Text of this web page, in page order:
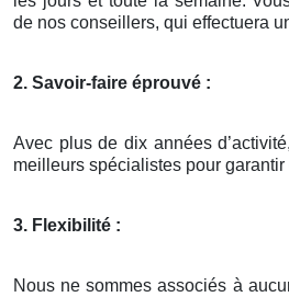
de nos conseillers, qui effectuera
2. Savoir-faire éprouvé :
Avec plus de dix années
meilleurs spécialistes pour
3. Flexibilité :
Nous ne sommes associés à